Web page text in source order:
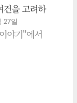
건을 고려하
한다. 매매
대하여 충
27일
야기"에서